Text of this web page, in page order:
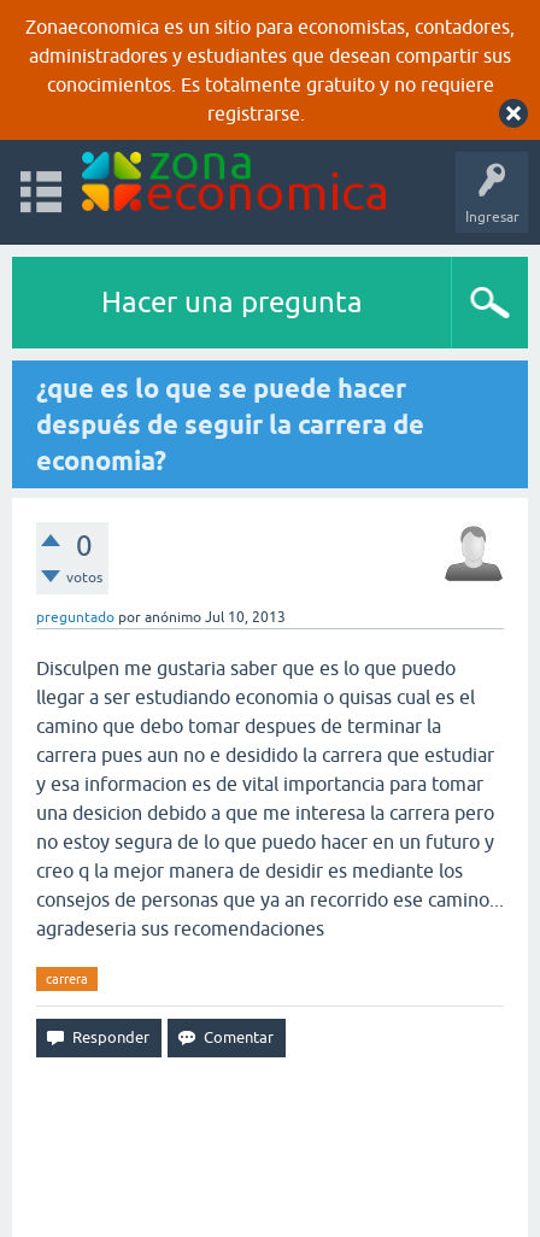
Zonaeconomica es un sitio para economistas, contadores,
administradores y estudiantes que desean compartir sus
conocimientos. Es totalmente gratuito y no requiere
registrarse.
Ingresar
Hacer una pregunta
¿que es lo que se puede hacer
después de seguir la carrera de
economia?
0
votos
preguntado por anónimo Jul 10, 2013
Disculpen me gustaria saber que es lo que puedo
llegar a ser estudiando economia o quisas cual es el
camino que debo tomar despues de terminar la
carrera pues aun no e desidido la carrera que estudiar
y esa informacion es de vital importancia para tomar
una desicion debido a que me interesa la carrera pero
no estoy segura de lo que puedo hacer en un futuro y
creo q la mejor manera de desidir es mediante los
consejos de personas que ya an recorrido ese camino...
agradeseria sus recomendaciones
carrera